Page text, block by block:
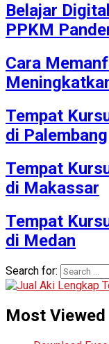
Belajar
PPKM
Cara
Tempat
di Palembang
Tempat
di Makassar
Tempat
di Medan
Search for:
Most